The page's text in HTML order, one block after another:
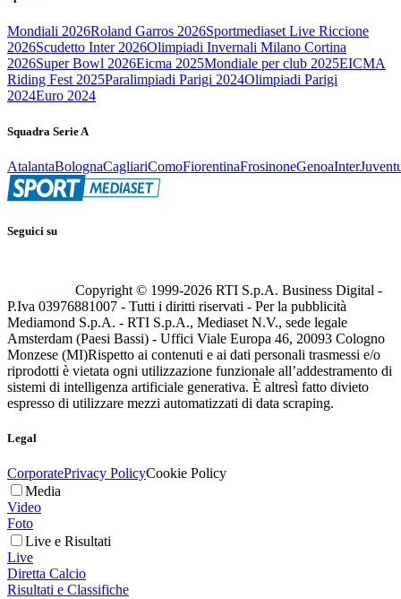
Mondiali 2026Roland Garros 2026Sportmediaset Live Riccione
2026Scudetto Inter 2026Olimpiadi Invernali Milano Cortina
2026Super Bowl 2026Eicma 2025Mondiale per club 2025EICMA
Riding Fest 2025Paralimpiadi Parigi 2024Olimpiadi Parigi
2024Euro 2024
Squadra Serie A
AtalantaBolognaCagliariComoFiorentinaFrosinoneGenoaInter
Seguici su
Copyright © 1999-2026 RTI S.p.A. Business Digital -
P.Iva 03976881007 - Tutti i diritti riservati - Per la pubblicità
Mediamond S.p.A. - RTI S.p.A., Mediaset N.V., sede legale
Amsterdam (Paesi Bassi) - Uffici Viale Europa 46, 20093 Cologno
Monzese (MI)Rispetto ai contenuti e ai dati personali trasmessi e/o
riprodotti è vietata ogni utilizzazione funzionale all’addestramento di
sistemi di intelligenza artificiale generativa. È altresì fatto divieto
espresso di utilizzare mezzi automatizzati di data scraping.
Legal
CorporatePrivacy PolicyCookie Policy
Media
Video
Foto
Live e Risultati
Live
Diretta Calcio
Risultati e Classifiche